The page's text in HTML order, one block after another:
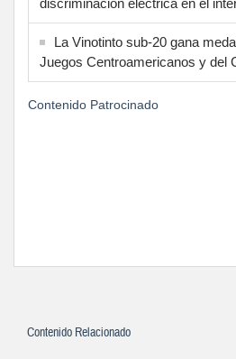
La Vinotinto sub-20 gana
Juegos Centroamericanos y del
Contenido Patrocinado
Contenido Relacionado